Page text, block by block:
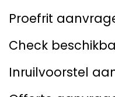
Proefrit
Check
Inruilvoorstel